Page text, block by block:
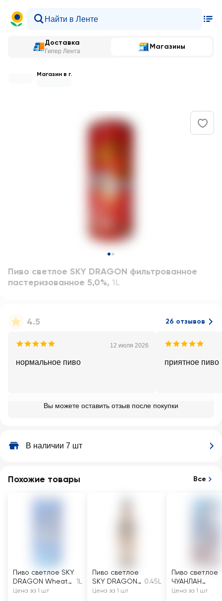
Доставка
Гипер Лента
Магазины
Магазин в г.
Пиво светлое SKY DRAGON фильтрованное
пастеризованное 5,0%, 1L
4.5 26 отзывов
12 июля 2026
нормальное пиво приятное пиво
Вы можете оставить отзыв после покупки
В наличии 7 шт
Похожие товары Все
Пиво светлое SKY
DRAGON Wheat
lager
1L
Цена за 1 шт
Пиво светлое
SKY DRAGON
фильтрованно
0.45L
Цена за 1 шт
Пиво светлое
ЧУАНЛАН
Цена за 1 шт